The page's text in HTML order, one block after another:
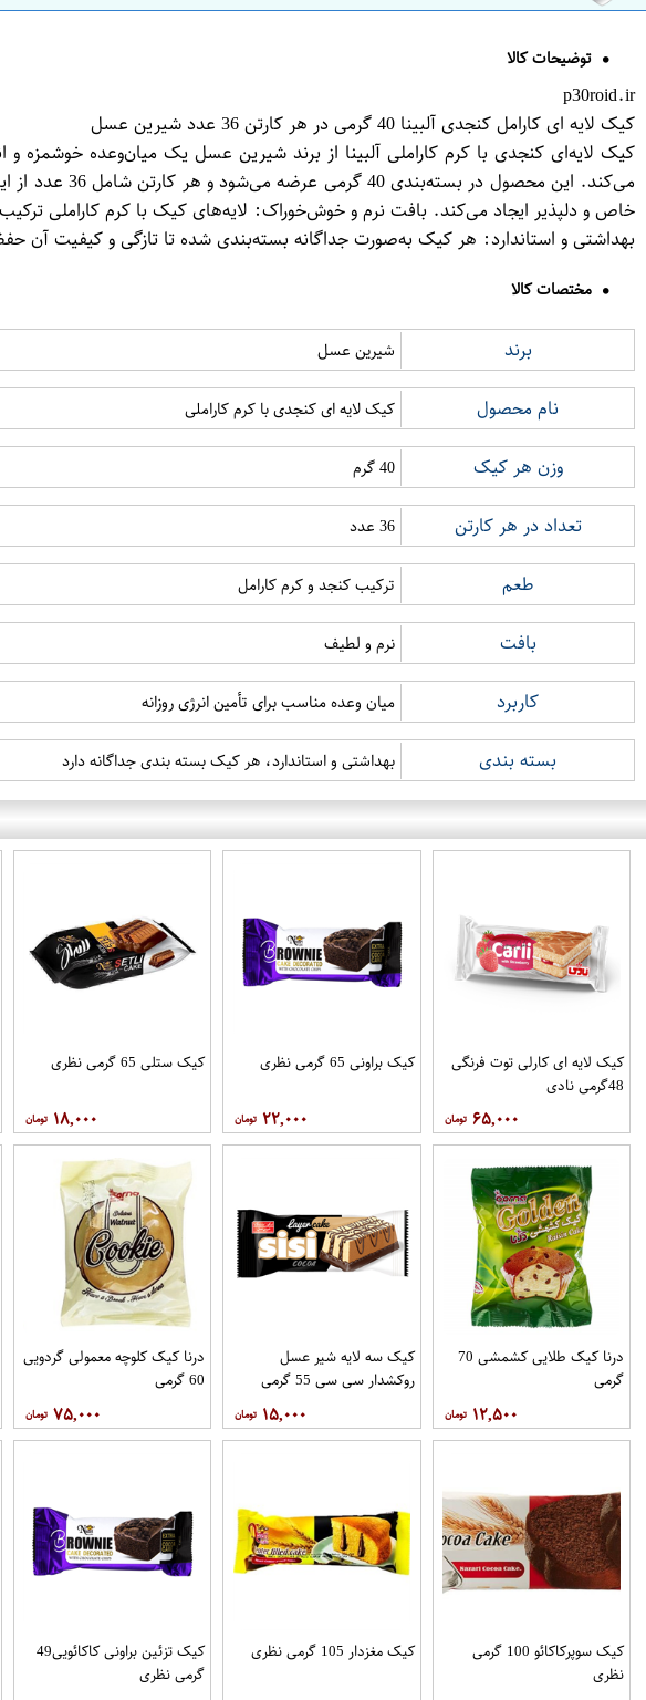
توضیحات کالا
p30roid.ir
کیک لایه ای کارامل کنجدی آلبینا 40 گرمی در هر کارتن 36 عدد شیرین عسل
کیک لایه‌ای کنجدی با کرم کاراملی آلبینا از برند شیرین عسل یک میان‌وعده خوشمزه
می‌کند. این
خاص و دلپذیر ایجاد می‌کند. بافت نرم و خوش‌خوراک: لایه‌های کیک با کرم کاراملی
بهداشتی و استاندارد: هر کیک به‌صورت جداگانه بسته‌بندی شده تا تازگی و کیفیت آن
مختصات کالا
برند شیرین عسل
نام محصول کیک لایه ای کنجدی با کرم کاراملی
وزن هر کیک 40 گرم
تعداد در هر کارتن 36 عدد
طعم ترکیب کنجد و کرم کارامل
بافت نرم و لطیف
کاربرد میان وعده مناسب برای تأمین انرژی روزانه
بسته بندی بهداشتی و استاندارد، هر کیک بسته بندی جداگانه دارد
کیک لایه ای کارلی توت فرنگی
48گرمی نادی
۶۵,۰۰۰
کیک براونی 65 گرمی نظری
۲۲,۰۰۰
کیک ستلی 65 گرمی نظری
۱۸,۰۰۰
درنا کیک طلایی کشمشی 70
گرمی
۱۲,۵۰۰
کیک سه لایه شیر عسل
روکشدار سی سی 55 گرمی
۱۵,۰۰۰
درنا کیک کلوچه معمولی گردویی
60 گرمی
۷۵,۰۰۰
کیک سوپرکاکائو 100 گرمی
نظری
کیک مغزدار 105 گرمی نظری
کیک تزئین براونی کاکائویی49
گرمی نظری